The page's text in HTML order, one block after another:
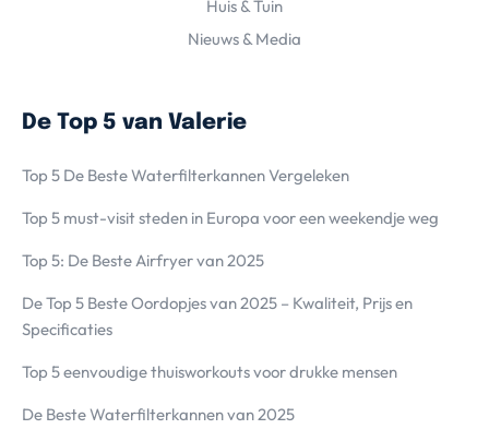
Huis & Tuin
Nieuws & Media
De Top 5 van Valerie
Top 5 De Beste Waterfilterkannen Vergeleken
Top 5 must-visit steden in Europa voor een weekendje weg
Top 5: De Beste Airfryer van 2025
De Top 5 Beste Oordopjes van 2025 – Kwaliteit, Prijs en
Specificaties
Top 5 eenvoudige thuisworkouts voor drukke mensen
De Beste Waterfilterkannen van 2025